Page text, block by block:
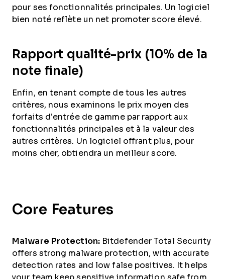
pour ses fonctionnalités principales. Un logiciel
bien noté reflète un net promoter score élevé.
Rapport qualité-prix (10% de la
note finale)
Enfin, en tenant compte de tous les autres
critères, nous examinons le prix moyen des
forfaits d’entrée de gamme par rapport aux
fonctionnalités principales et à la valeur des
autres critères. Un logiciel offrant plus, pour
moins cher, obtiendra un meilleur score.
Core Features
Malware Protection: Bitdefender Total Security
offers strong malware protection, with accurate
detection rates and low false positives. It helps
your team keep sensitive information safe from